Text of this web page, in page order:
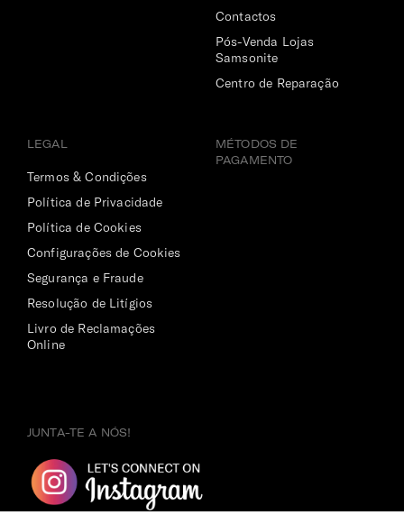
Contactos
Pós-Venda Lojas
Samsonite
Centro de Reparação
LEGAL
Termos & Condições
Política de Privacidade
Política de Cookies
Configurações de Cookies
Segurança e Fraude
Resolução de Litígios
Livro de Reclamações
Online
MÉTODOS DE
PAGAMENTO
JUNTA-TE A NÓS!